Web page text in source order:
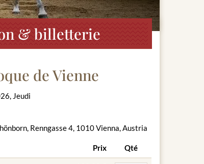
& billetterie
de Vienne
Jeudi
Renngasse 4, 1010 Vienna, Austria
Prix Qté